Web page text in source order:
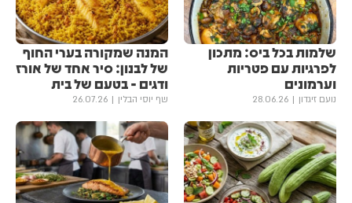
שלמות בכל ביס: מתכון
לפרגיות עם פטריות
וערמונים
נועם זיגדון 28.06.26
המנה שמקורה בערי החוף
של לבנון: סיר אחד של אורז
ודגים - בטעם של בית
שף יוסי הבלין 26.07.26